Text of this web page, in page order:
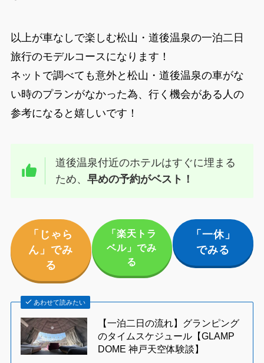
以上が車なしで楽しむ松山・道後温泉の一泊二日
旅行のモデルコースになります！
ネットで調べても意外と松山・道後温泉の車がな
い時のプランがなかった為、行く機会がある人の
参考になると嬉しいです！
道後温泉付近のホテルはすぐに埋まる
ため、早めの予約がベスト！
「じゃら
ん」でみ
る
「楽天トラ
ベル」でみ
る
「一休」
でみる
あわせて読みたい
【一泊二日の流れ】グランピング
のタイムスケジュール【GLAMP
DOME 神戸天空体験談】